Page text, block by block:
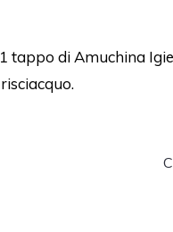
tappo di Amuchina